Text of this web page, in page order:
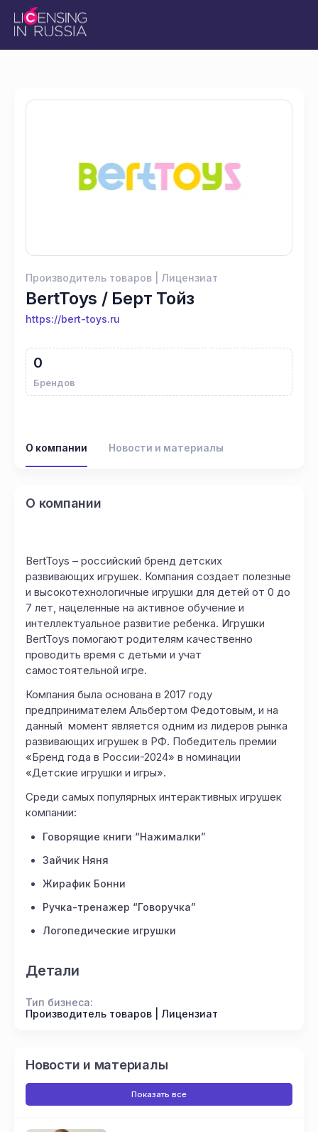
Производитель товаров | Лицензиат
BertToys / Берт Тойз
https://bert-toys.ru
0
Брендов
О компании Новости и материалы
О компании
BertToys – российский бренд детских
развивающих игрушек. Компания создает полезные
и высокотехнологичные игрушки для детей от 0 до
7 лет, нацеленные на активное обучение и
интеллектуальное развитие ребенка. Игрушки
BertToys помогают родителям качественно
проводить время с детьми и учат
самостоятельной игре.
Компания была основана в 2017 году
предпринимателем Альбертом Федотовым, и на
данный момент является одним из лидеров рынка
развивающих игрушек в РФ. Победитель премии
«Бренд года в России-2024» в номинации
«Детские игрушки и игры».
Среди самых популярных интерактивных игрушек
компании:
Говорящие книги “Нажималки”
Зайчик Няня
Жирафик Бонни
Ручка-тренажер “Говоручка”
Логопедические игрушки
Детали
Тип бизнеса:
Производитель товаров | Лицензиат
Новости и материалы
Показать все